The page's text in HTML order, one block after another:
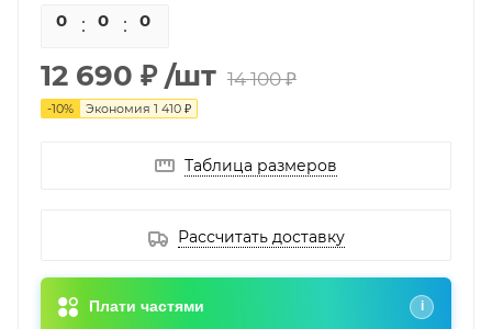
0 0 0
12 690 ₽ /шт 14 100 ₽
-10% Экономия 1 410 ₽
Таблица размеров
Рассчитать доставку
Плати частями i